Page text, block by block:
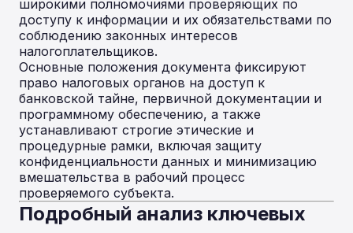
широкими полномочиями проверяющих по
доступу к информации и их обязательствами по
соблюдению законных интересов
налогоплательщиков.
Основные положения документа фиксируют
право налоговых органов на доступ к
банковской тайне, первичной документации и
программному обеспечению, а также
устанавливают строгие этические и
процедурные рамки, включая защиту
конфиденциальности данных и минимизацию
вмешательства в рабочий процесс
проверяемого субъекта.
Подробный анализ ключевых